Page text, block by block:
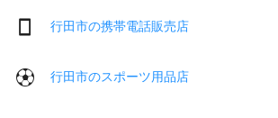
行田市の携帯電話販売店
行田市のスポーツ用品店